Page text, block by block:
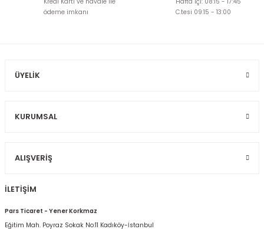
ödeme imkanı
C.tesi 09:15 - 13:00
ÜYELIK
KURUMSAL
ALIŞVERIŞ
İLETİŞİM
Pars Ticaret - Yener Korkmaz
Eğitim Mah. Poyraz Sokak No:11 Kadıköy-İstanbul